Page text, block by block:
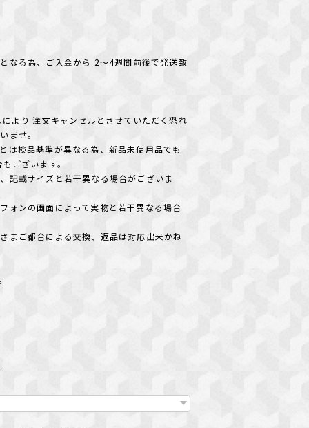
なる為、ご入金から 2～4週間前後で発送致
より 注文キャンセルとさせていただく恐れ
ませ。
は検品基準が異なる為、新品未使用品でも
ございます。
記載サイズと若干異なる場合がございま
ォンの画面によって実物と若干異なる場合
まご都合による交換、返品は対応出来かね